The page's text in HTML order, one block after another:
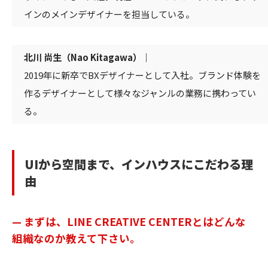
インのメインデザイナーを担当している。
北川 尚生（Nao Kitagawa）｜
2019年に新卒でBXデザイナーとして入社。ブランド体験を
作るデザイナーとして様々なジャンルの業務に携わってい
る。
UIから空間まで、インハウスにこだわる理
由
— まずは、LINE CREATIVE CENTERとはどんな
組織なのか教えて下さい。